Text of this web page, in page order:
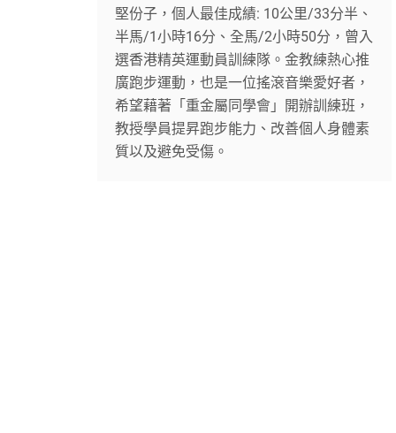
堅份子，個人最佳成績: 10公里/33分半、
半馬/1小時16分、全馬/2小時50分，曾入
選香港精英運動員訓練隊。金教練熱心推
廣跑步運動，也是一位搖滾音樂愛好者，
希望藉著「重金屬同學會」開辦訓練班，
教授學員提昇跑步能力、改善個人身體素
質以及避免受傷。